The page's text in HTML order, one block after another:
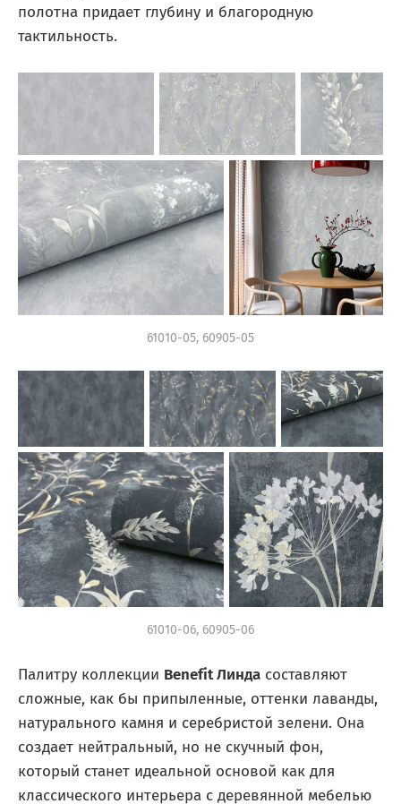
полотна придает глубину и благородную
тактильность.
61010-05, 60905-05
61010-06, 60905-06
Палитру коллекции Benefit Линда составляют
сложные, как бы припыленные, оттенки лаванды,
натурального камня и серебристой зелени. Она
создает нейтральный, но не скучный фон,
который станет идеальной основой как для
классического интерьера с деревянной мебелью